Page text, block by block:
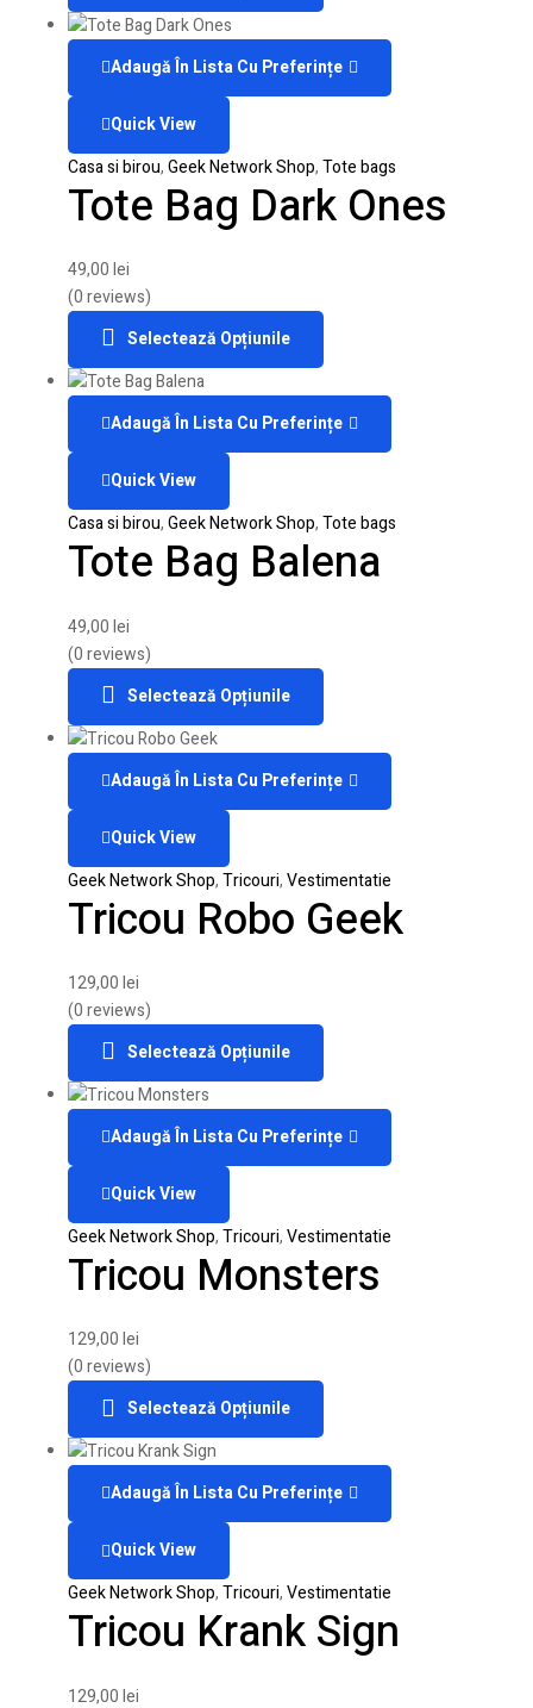
Adaugă În Lista Cu Preferințe
Quick View
Casa si birou,Geek Network Shop,Tote bags
Tote Bag Dark Ones
49,00lei
(0 reviews)
Selectează Opțiunile
Adaugă În Lista Cu Preferințe
Quick View
Casa si birou,Geek Network Shop,Tote bags
Tote Bag Balena
49,00lei
(0 reviews)
Selectează Opțiunile
Adaugă În Lista Cu Preferințe
Quick View
Geek Network Shop,Tricouri,Vestimentatie
Tricou Robo Geek
129,00lei
(0 reviews)
Selectează Opțiunile
Adaugă În Lista Cu Preferințe
Quick View
Geek Network Shop,Tricouri,Vestimentatie
Tricou Monsters
129,00lei
(0 reviews)
Selectează Opțiunile
Adaugă În Lista Cu Preferințe
Quick View
Geek Network Shop,Tricouri,Vestimentatie
Tricou Krank Sign
129,00lei